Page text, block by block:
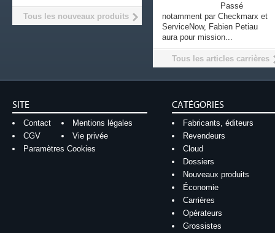
Passé
notamment par Checkmarx et
ServiceNow, Fabien Petiau
aura pour mission...
Tous les articles carrières
Tous les nouveaux produits
SITE
Contact
Mentions légales
CGV
Vie privée
Paramètres Cookies
CATÉGORIES
Fabricants, éditeurs
Revendeurs
Cloud
Dossiers
Nouveaux produits
Économie
Carrières
Opérateurs
Grossistes